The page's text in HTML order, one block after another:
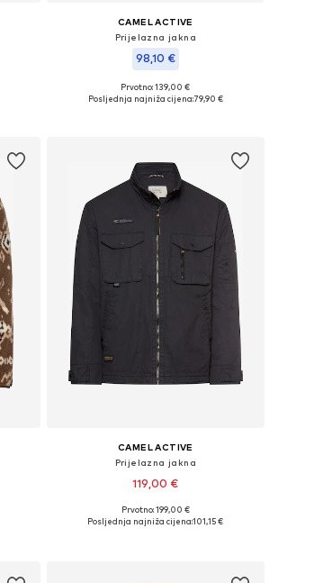
CAMEL ACTIVE
Prijelazna jakna
98,10 €
Dostupne veličine: M, L, XL
Prvotno: 139,00 €
Posljednja najniža cijena:79,90 €
CAMEL ACTIVE
Prijelazna jakna
119,00 €
Dostupno u više veličina
Prvotno: 199,00 €
Posljednja najniža cijena:101,15 €